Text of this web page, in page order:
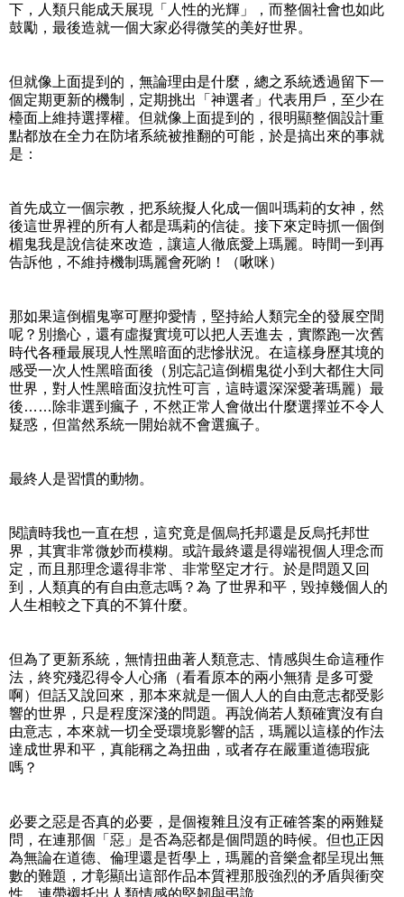
下，人類只能成天展現「人性的光輝」，而整個社會也如此
鼓勵，最後造就一個大家必得微笑的美好世界。
但就像上面提到的，無論理由是什麼，總之系統透過留下一
個定期更新的機制，定期挑出「神選者」代表用戶，至少在
檯面上維持選擇權。但就像上面提到的，很明顯整個設計重
點都放在全力在防堵系統被推翻的可能，於是搞出來的事就
是：
首先成立一個宗教，把系統擬人化成一個叫瑪莉的女神，然
後這世界裡的所有人都是瑪莉的信徒。接下來定時抓一個倒
楣鬼我是說信徒來改造，讓這人徹底愛上瑪麗。時間一到再
告訴他，不維持機制瑪麗會死喲！（啾咪）
那如果這倒楣鬼寧可壓抑愛情，堅持給人類完全的發展空間
呢？別擔心，還有虛擬實境可以把人丟進去，實際跑一次舊
時代各種最展現人性黑暗面的悲慘狀況。在這樣身歷其境的
感受一次人性黑暗面後（別忘記這倒楣鬼從小到大都住大同
世界，對人性黑暗面沒抗性可言，這時還深深愛著瑪麗）最
後……除非選到瘋子，不然正常人會做出什麼選擇並不令人
疑惑，但當然系統一開始就不會選瘋子。
最終人是習慣的動物。
閱讀時我也一直在想，這究竟是個烏托邦還是反烏托邦世
界，其實非常微妙而模糊。或許最終還是得端視個人理念而
定，而且那理念還得非常、非常堅定才行。於是問題又回
到，人類真的有自由意志嗎？為 了世界和平，毀掉幾個人的
人生相較之下真的不算什麼。
但為了更新系統，無情扭曲著人類意志、情感與生命這種作
法，終究殘忍得令人心痛（看看原本的兩小無猜 是多可愛
啊）但話又說回來，那本來就是一個人人的自由意志都受影
響的世界，只是程度深淺的問題。再說倘若人類確實沒有自
由意志，本來就一切全受環境影響的話，瑪麗以這樣的作法
達成世界和平，真能稱之為扭曲，或者存在嚴重道德瑕疵
嗎？
必要之惡是否真的必要，是個複雜且沒有正確答案的兩難疑
問，在連那個「惡」是否為惡都是個問題的時候。但也正因
為無論在道德、倫理還是哲學上，瑪麗的音樂盒都呈現出無
數的難題，才彰顯出這部作品本質裡那股強烈的矛盾與衝突
性，連帶襯托出人類情感的堅韌與弔詭。